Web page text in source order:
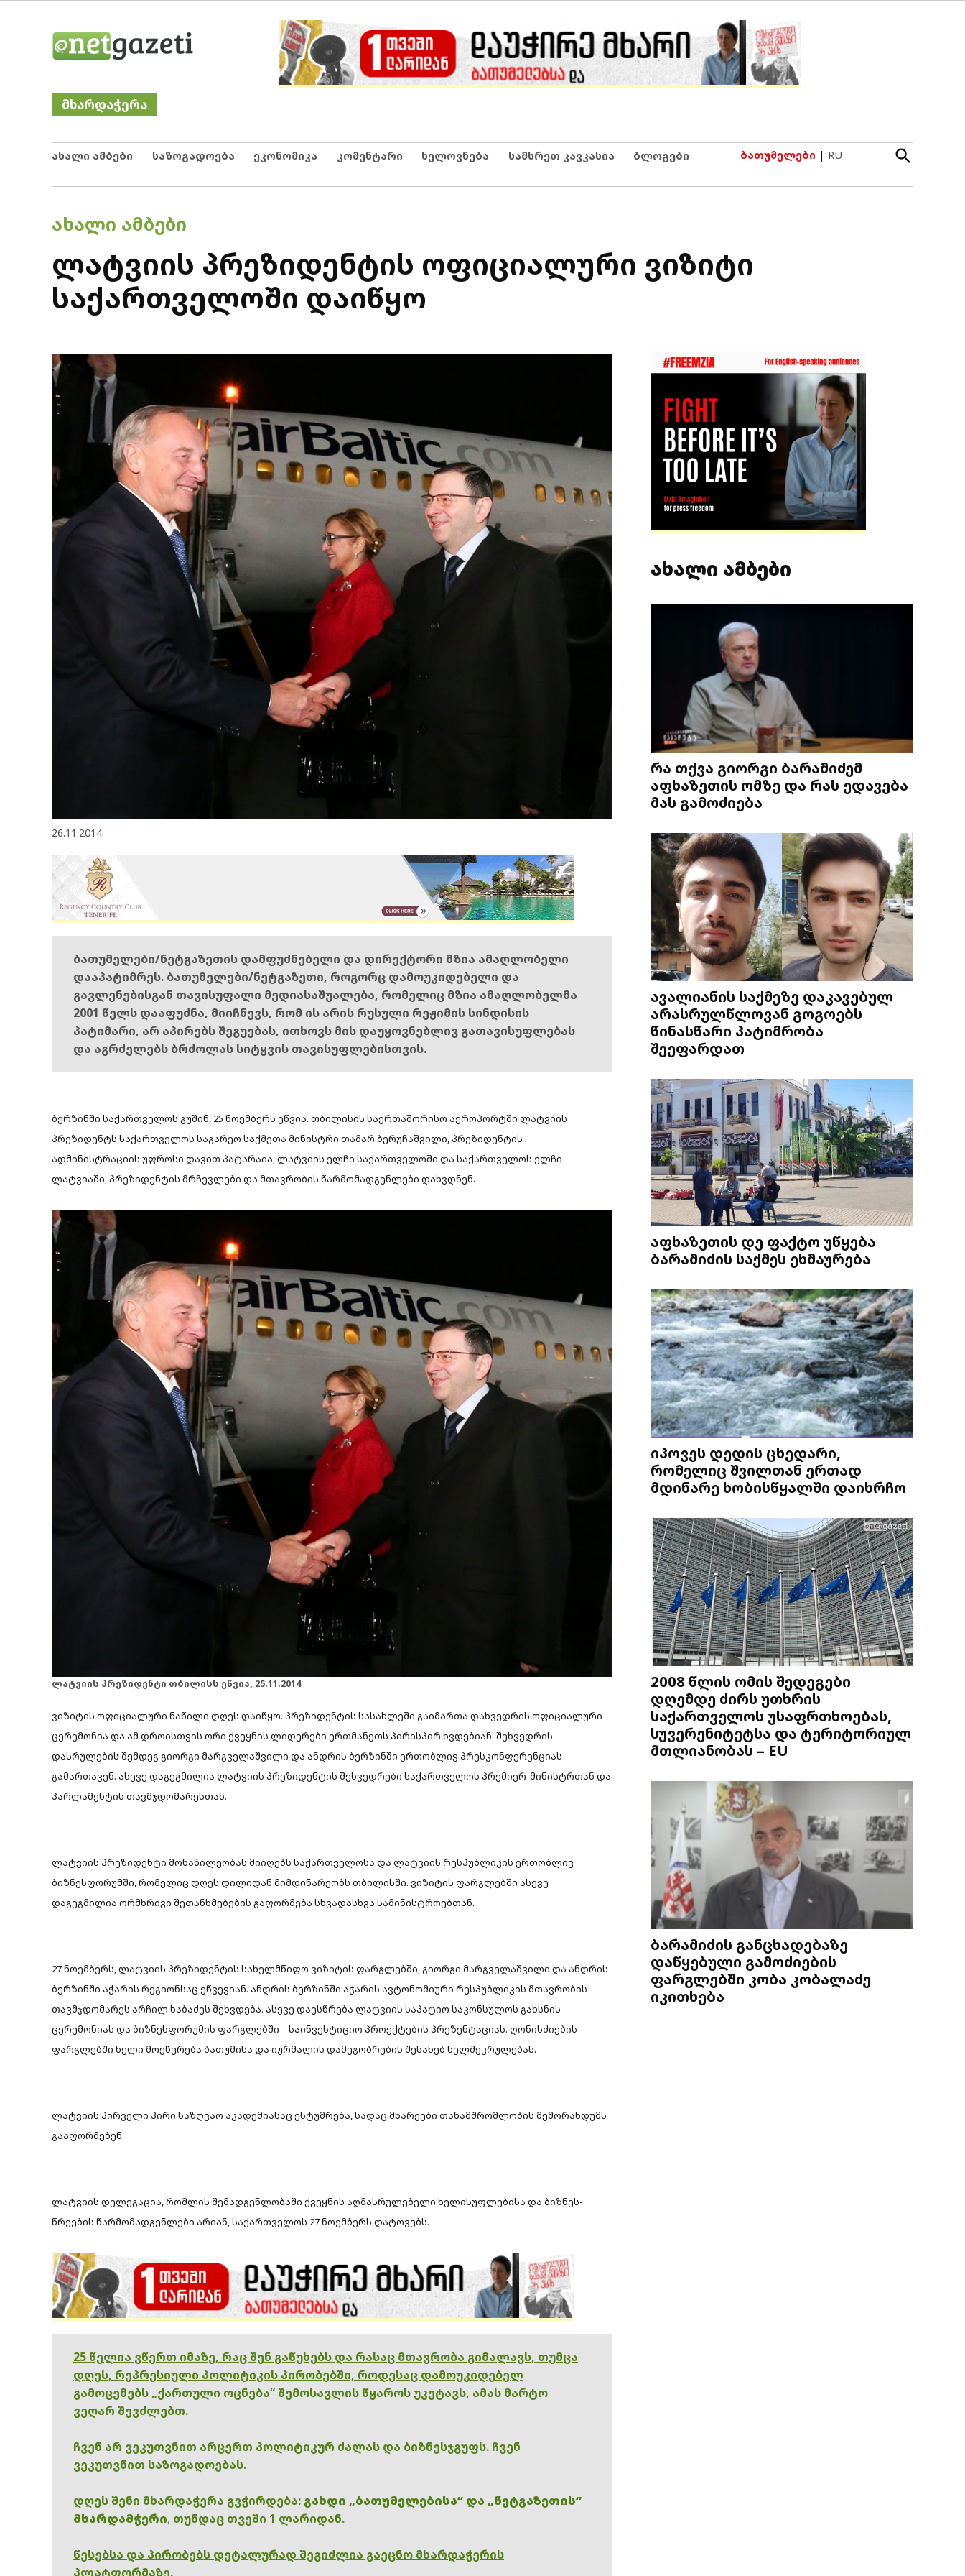
Netgazeti
მხარდაჭერა
ახალი ამბები საზოგადოება ეკონომიკა კომენტარი ხელოვნება სამხრეთ კავკასია ბლოგები ბათუმელები | RU
Open
Search
POSTED
ᲐᲮᲐᲚᲘ ᲐᲛᲑᲔᲑᲘ
ლატვიის პრეზიდენტის ოფიციალური ვიზიტი
საქართველოში დაიწყო
26.11.2014
ბათუმელები/ნეტგაზეთის დამფუძნებელი და დირექტორი მზია ამაღლობელი
დააპატიმრეს. ბათუმელები/ნეტგაზეთი, როგორც დამოუკიდებელი და
გავლენებისგან თავისუფალი მედიასაშუალება, რომელიც მზია ამაღლობელმა
2001 წელს დააფუძნა, მიიჩნევს, რომ ის არის რუსული რეჟიმის სინდისის
პატიმარი, არ აპირებს შეგუებას, ითხოვს მის დაუყოვნებლივ გათავისუფლებას
და აგრძელებს ბრძოლას სიტყვის თავისუფლებისთვის.
ბერზინში საქართველოს გუშინ, 25 ნოემბერს ეწვია. თბილისის საერთაშორისო აეროპორტში ლატვიის
პრეზიდენტს საქართველოს საგარეო საქმეთა მინისტრი თამარ ბერუჩაშვილი, პრეზიდენტის
ადმინისტრაციის უფროსი დავით პატარაია, ლატვიის ელჩი საქართველოში და საქართველოს ელჩი
ლატვიაში, პრეზიდენტის მრჩევლები და მთავრობის წარმომადგენლები დახვდნენ.
ლატვიის პრეზიდენტი თბილისს ეწვია, 25.11.2014
ვიზიტის ოფიციალური ნაწილი დღეს დაიწყო. პრეზიდენტის სასახლეში გაიმართა დახვედრის ოფიციალური
ცერემონია და ამ დროისთვის ორი ქვეყნის ლიდერები ერთმანეთს პირისპირ ხვდებიან. შეხვედრის
დასრულების შემდეგ გიორგი მარგველაშვილი და ანდრის ბერზინში ერთობლივ პრესკონფერენციას
გამართავენ. ასევე დაგეგმილია ლატვიის პრეზიდენტის შეხვედრები საქართველოს პრემიერ-მინისტრთან და
პარლამენტის თავმჯდომარესთან.
ლატვიის პრეზიდენტი მონაწილეობას მიიღებს საქართველოსა და ლატვიის რესპუბლიკის ერთობლივ
ბიზნესფორუმში, რომელიც დღეს დილიდან მიმდინარეობს თბილისში. ვიზიტის ფარგლებში ასევე
დაგეგმილია ორმხრივი შეთანხმებების გაფორმება სხვადასხვა სამინისტროებთან.
27 ნოემბერს, ლატვიის პრეზიდენტის სახელმწიფო ვიზიტის ფარგლებში, გიორგი მარგველაშვილი და ანდრის
ბერზინში აჭარის რეგიონსაც ეწვევიან. ანდრის ბერზინში აჭარის ავტონომიური რესპუბლიკის მთავრობის
თავმჯდომარეს არჩილ ხაბაძეს შეხვდება. ასევე დაესწრება ლატვიის საპატიო საკონსულოს გახსნის
ცერემონიას და ბიზნესფორუმის ფარგლებში – საინვესტიციო პროექტების პრეზენტაციას. ღონისძიების
ფარგლებში ხელი მოეწერება ბათუმისა და იურმალის დამეგობრების შესახებ ხელშეკრულებას.
ლატვიის პირველი პირი საზღვაო აკადემიასაც ესტუმრება, სადაც მხარეები თანამშრომლობის მემორანდუმს
გააფორმებენ.
ლატვიის დელეგაცია, რომლის შემადგენლობაში ქვეყნის აღმასრულებელი ხელისუფლებისა და ბიზნეს-
წრეების წარმომადგენლები არიან, საქართველოს 27 ნოემბერს დატოვებს.
25 წელია ვწერთ იმაზე, რაც შენ გაწუხებს და რასაც მთავრობა გიმალავს, თუმცა
დღეს, რეპრესიული პოლიტიკის პირობებში, როდესაც დამოუკიდებელ
გამოცემებს „ქართული ოცნება“ შემოსავლის წყაროს უკეტავს, ამას მარტო
ვეღარ შევძლებთ.
ჩვენ არ ვეკუთვნით არცერთ პოლიტიკურ ძალას და ბიზნესჯგუფს. ჩვენ
ვეკუთვნით საზოგადოებას.
დღეს შენი მხარდაჭერა გვჭირდება: გახდი „ბათუმელებისა“ და „ნეტგაზეთის“
მხარდამჭერი, თუნდაც თვეში 1 ლარიდან.
წესებსა და პირობებს დეტალურად შეგიძლია გაეცნო მხარდაჭერის
პლატფორმაზე.
ახალი ამბები
რა თქვა გიორგი ბარამიძემ
აფხაზეთის ომზე და რას ედავება
მას გამოძიება
ავალიანის საქმეზე დაკავებულ
არასრულწლოვან გოგოებს
წინასწარი პატიმრობა
შეეფარდათ
აფხაზეთის დე ფაქტო უწყება
ბარამიძის საქმეს ეხმაურება
იპოვეს დედის ცხედარი,
რომელიც შვილთან ერთად
მდინარე ხობისწყალში დაიხრჩო
2008 წლის ომის შედეგები
დღემდე ძირს უთხრის
საქართველოს უსაფრთხოებას,
სუვერენიტეტსა და ტერიტორიულ
მთლიანობას – EU
ბარამიძის განცხადებაზე
დაწყებული გამოძიების
ფარგლებში კობა კობალაძე
იკითხება